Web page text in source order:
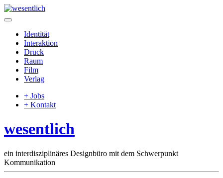
Identität
Interaktion
Druck
Raum
Film
Verlag
+ Jobs
+ Kontakt
wesentlich
ein interdisziplinäres Designbüro mit dem Schwerpunkt
Kommunikation